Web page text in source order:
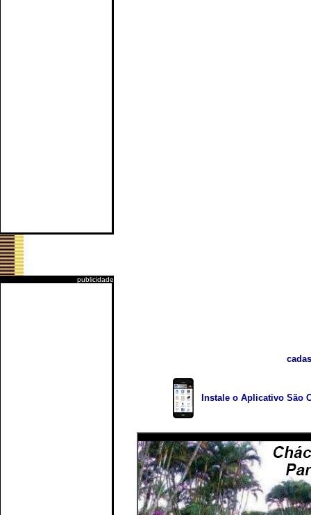
publicidade
Instale o Aplicativo São